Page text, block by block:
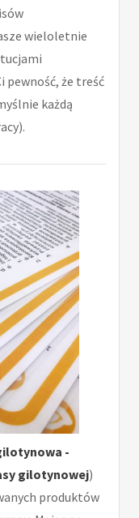
wieloletnie
pewność, że treść
każdą
-
gilotynowej)
produktów